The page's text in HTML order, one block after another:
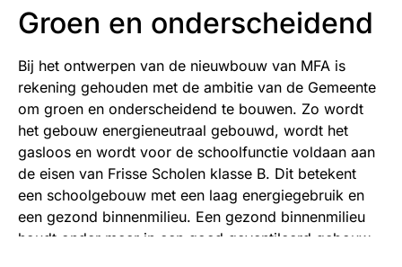
Groen en onderscheidend
Bij het ontwerpen van de nieuwbouw van MFA is
rekening gehouden met de ambitie van de Gemeente
om groen en onderscheidend te bouwen. Zo wordt
het gebouw energieneutraal gebouwd, wordt het
gasloos en wordt voor de schoolfunctie voldaan aan
de eisen van Frisse Scholen klasse B. Dit betekent
een schoolgebouw met een laag energiegebruik en
een gezond binnenmilieu. Een gezond binnenmilieu
houdt onder meer in een goed geventileerd gebouw,